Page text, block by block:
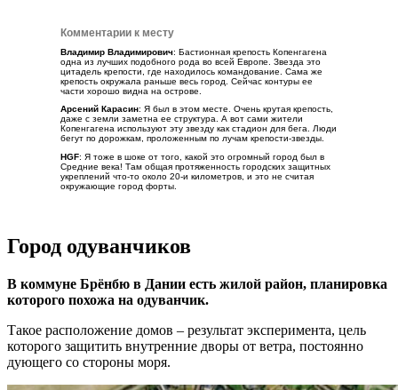
Комментарии к месту
Владимир Владимирович: Бастионная крепость Копенгагена
одна из лучших подобного рода во всей Европе. Звезда это
цитадель крепости, где находилось командование. Сама же
крепость окружала раньше весь город. Сейчас контуры ее
части хорошо видна на острове.
Арсений Карасин: Я был в этом месте. Очень крутая крепость,
даже с земли заметна ее структура. А вот сами жители
Копенгагена используют эту звезду как стадион для бега. Люди
бегут по дорожкам, проложенным по лучам крепости-звезды.
HGF: Я тоже в шоке от того, какой это огромный город был в
Средние века! Там общая протяженность городских защитных
укреплений что-то около 20-и километров, и это не считая
окружающие город форты.
Город одуванчиков
В коммуне Брёнбю в Дании есть жилой район, планировка
которого похожа на одуванчик.
Такое расположение домов – результат эксперимента, цель
которого защитить внутренние дворы от ветра, постоянно
дующего со стороны моря.